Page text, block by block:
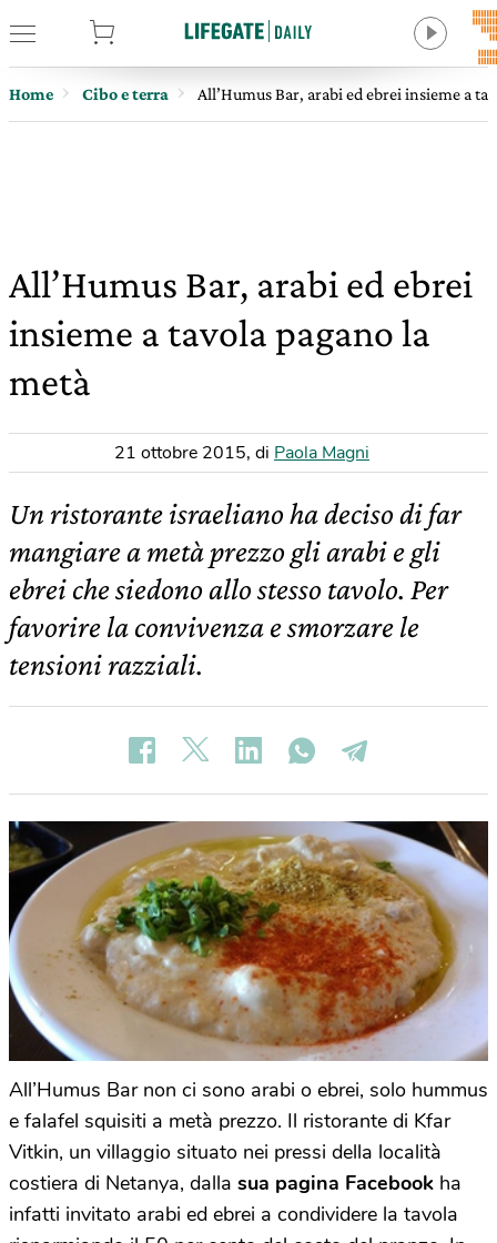
Home Cibo e terra All’Humus Bar, arabi ed ebrei insieme a
All’Humus Bar, arabi ed ebrei
insieme a tavola pagano la
metà
21 ottobre 2015, di Paola Magni
Un ristorante israeliano ha deciso di far
mangiare a metà prezzo gli arabi e gli
ebrei che siedono allo stesso tavolo. Per
favorire la convivenza e smorzare le
tensioni razziali.
All’Humus Bar non ci sono arabi o ebrei, solo hummus
e falafel squisiti a metà prezzo. Il ristorante di Kfar
Vitkin, un villaggio situato nei pressi della località
costiera di Netanya, dalla sua pagina Facebook ha
infatti invitato arabi ed ebrei a condividere la tavola